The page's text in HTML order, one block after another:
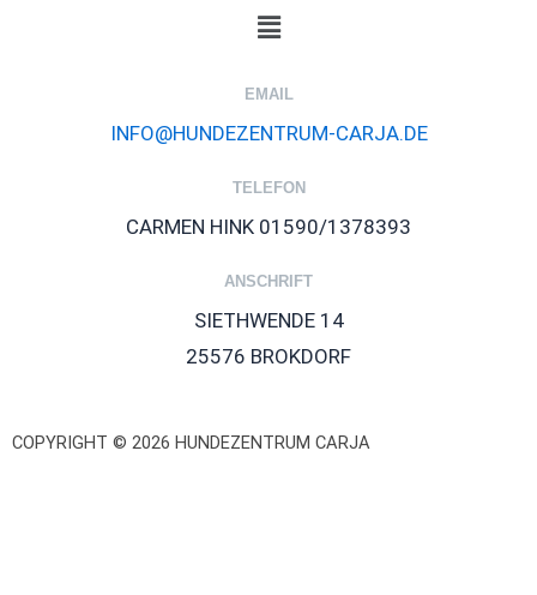
MENÜ
EMAIL
INFO@HUNDEZENTRUM-CARJA.DE
TELEFON
CARMEN HINK 01590/1378393
ANSCHRIFT
SIETHWENDE 14
25576 BROKDORF
COPYRIGHT © 2026 HUNDEZENTRUM CARJA